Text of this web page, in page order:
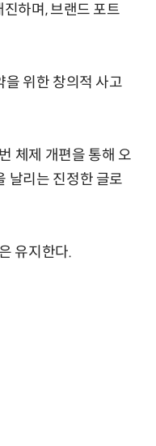
하며, 브랜드 포트
위한 창의적 사고
체제 개편을 통해 오
날리는 진정한 글로
유지한다.